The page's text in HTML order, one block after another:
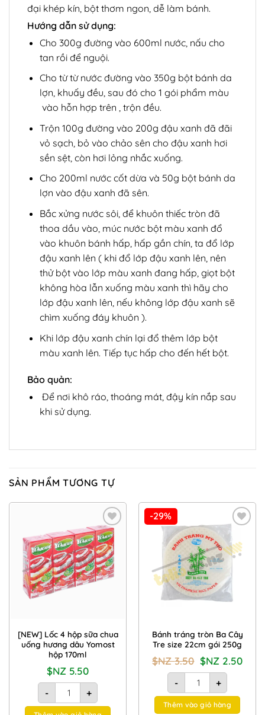
đại khép kín, bột thơm ngon, dễ làm bánh.
Hướng dẫn sử dụng:
Cho 300g đường vào 600ml nước, nấu cho
tan rồi để nguội.
Cho từ từ nước đường vào 350g bột bánh da
lợn, khuấy đều, sau đó cho 1 gói phẩm màu
vào hỗn hợp trên , trộn đều.
Trộn 100g đường vào 200g đậu xanh đã đãi
vỏ sạch, bỏ vào chảo sên cho đậu xanh hơi
sền sệt, còn hơi lỏng nhắc xuống.
Cho 200ml nước cốt dừa và 50g bột bánh da
lợn vào đậu xanh đã sên.
Bắc xửng nước sôi, để khuôn thiếc tròn đã
thoa dầu vào, múc nước bột màu xanh đổ
vào khuôn bánh hấp, hấp gần chín, ta đổ lớp
đậu xanh lên ( khi đổ lớp đậu xanh lên, nên
thử bột vào lớp màu xanh đang hấp, giọt bột
không hòa lẫn xuống màu xanh thì hãy cho
lớp đậu xanh lên, nếu không lớp đậu xanh sẽ
chìm xuống đáy khuôn ).
Khi lớp đậu xanh chín lại đổ thêm lớp bột
màu xanh lên. Tiếp tục hấp cho đến hết bột.
Bảo quản:
Để nơi khô ráo, thoáng mát, đậy kín nắp sau
khi sử dụng.
SẢN PHẨM TƯƠNG TỰ
Add to
Wishlist
[NEW] Lốc 4 hộp sữa chua
uống hương dâu Yomost
hộp 170ml
$NZ 5.50
-
[NEW] Lốc 4 hộp sữa chua uống hương dâu Yomost hộp
+
-29%
Add to
Wishlist
Bánh tráng tròn Ba Cây
Tre size 22cm gói 250g
$NZ3.50 Giá
gốc
là:
$NZ
3.50.
$NZ 2.50Giá
hiện
-
Bánh tráng tròn Ba
+
Thêm vào giỏ hàng